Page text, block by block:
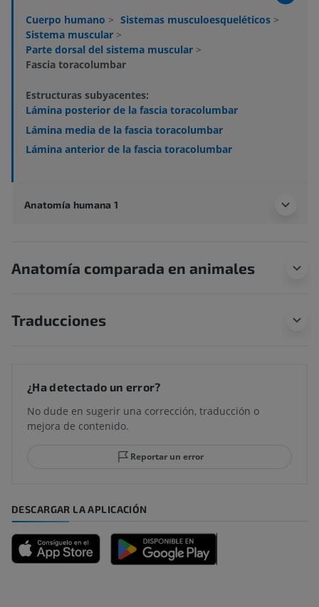
Cuerpo humano > Sistemas musculoesqueléticos >
Sistema muscular >
Parte dorsal del sistema muscular >
Fascia toracolumbar
Estructuras subyacentes:
Lámina posterior de la fascia toracolumbar
Lámina media de la fascia toracolumbar
Lámina anterior de la fascia toracolumbar
Anatomía humana 1
Anatomía comparada en animales
Traducciones
¿Ha detectado un error?
No dude en sugerir una corrección, traducción o
mejora de contenido.
Reportar un error
DESCARGAR LA APLICACIÓN